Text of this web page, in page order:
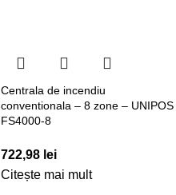
Centrala de incendiu
conventionala – 8 zone – UNIPOS
FS4000-8
722,98 lei
Citește mai mult